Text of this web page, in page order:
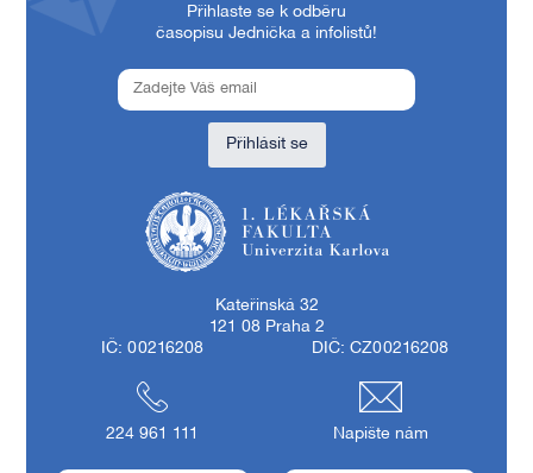
Přihlaste se k odběru
časopisu Jednička a infolistů!
Přihlásit se
Kateřinská 32
121 08 Praha 2
IČ: 00216208
DIČ: CZ00216208
224 961 111 Napište nám